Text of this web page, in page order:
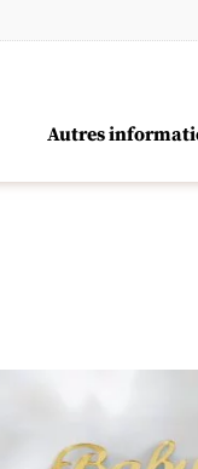
Autres